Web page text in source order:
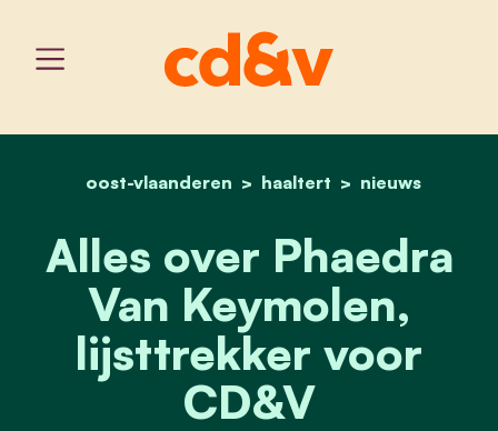
home
oost-vlaanderen haaltert nieuws
ken je stem in haaltert:
Alles over Phaedra
Van Keymolen,
lijsttrekker voor
CD&V